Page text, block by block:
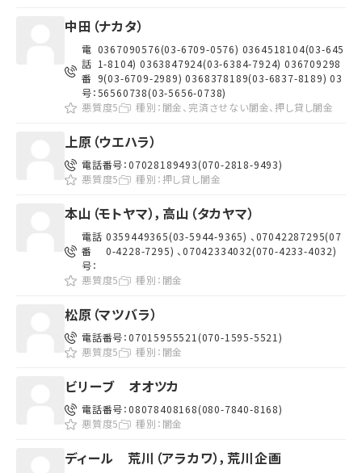
中田（ナカタ）
電
話
番
号：
0367090576(03-6709-0576) 0364518104(03-645
1-8104) 0363847924(03-6384-7924) 036709298
9(03-6709-2989) 0368378189(03-6837-8189) 03
56560738(03-5656-0738)
悪質度5
種別： 闇金、完済させない闇金、押し貸し闇金
上原（ウエハラ）
電話番号：07028189493(070-2818-9493)
悪質度5
種別：押し貸し闇金
本山（モトヤマ），高山（タカヤマ）
電話
番
号：
0359449365(03-5944-9365) 、07042287295(07
0-4228-7295) 、07042334032(070-4233-4032)
悪質度5 種別： 闇金
松原（マツバラ）
電話番号：07015955521(070-1595-5521)
悪質度5
種別： 闇金
ビリーブ オオツカ
電話番号：08078408168(080-7840-8168)
悪質度5
種別： 闇金
ディール 荒川（アラカワ），荒川企画